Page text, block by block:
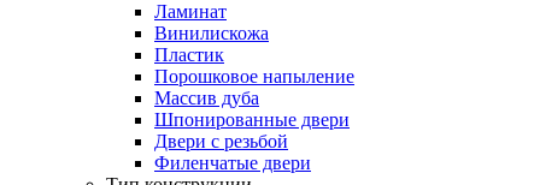
Ламинат
Винилискожа
Пластик
Порошковое напыление
Массив дуба
Шпонированные двери
Двери с резьбой
Филенчатые двери